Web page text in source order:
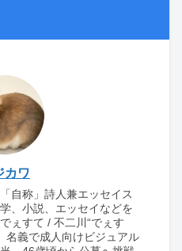
カワ
自称」詩人兼エッセイス
、小説、エッセイなどを
ぇすて / 不二川“でぇす
名義で成人向けビジュアル